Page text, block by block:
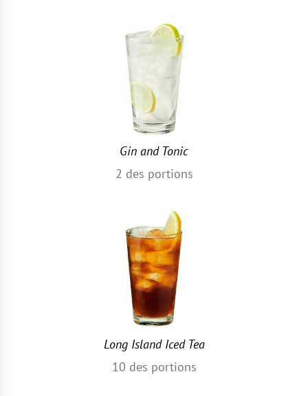
Gin and Tonic
2 des portions
Long Island Iced Tea
10 des portions